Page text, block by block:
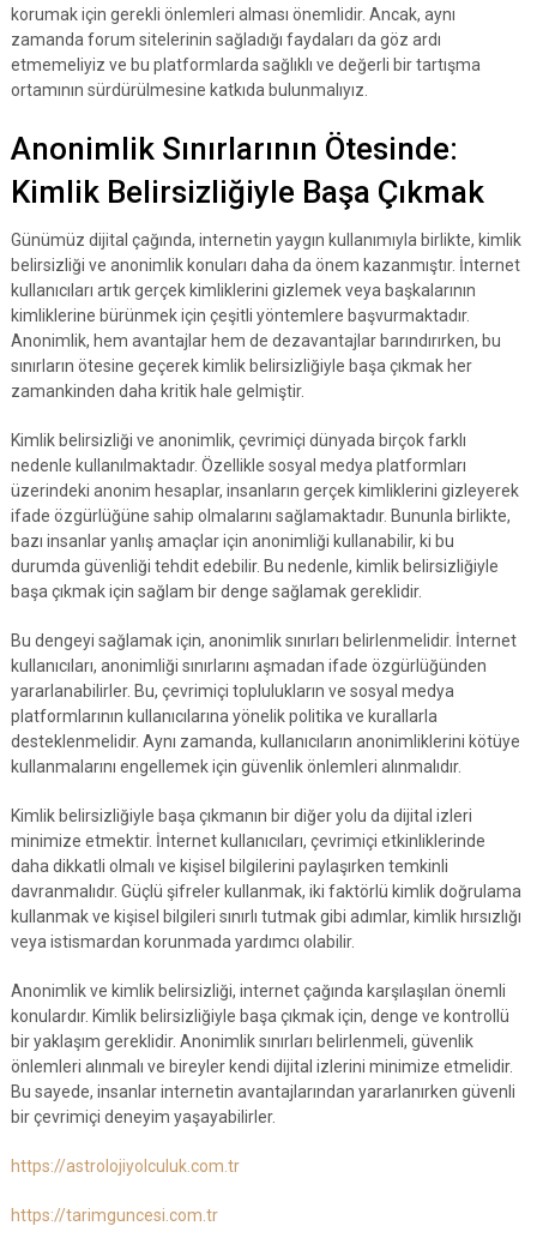
korumak için gerekli önlemleri alması önemlidir. Ancak, aynı
zamanda forum sitelerinin sağladığı faydaları da göz ardı
etmemeliyiz ve bu platformlarda sağlıklı ve değerli bir tartışma
ortamının sürdürülmesine katkıda bulunmalıyız.
Anonimlik Sınırlarının Ötesinde:
Kimlik Belirsizliğiyle Başa Çıkmak
Günümüz dijital çağında, internetin yaygın kullanımıyla birlikte, kimlik
belirsizliği ve anonimlik konuları daha da önem kazanmıştır. İnternet
kullanıcıları artık gerçek kimliklerini gizlemek veya başkalarının
kimliklerine bürünmek için çeşitli yöntemlere başvurmaktadır.
Anonimlik, hem avantajlar hem de dezavantajlar barındırırken, bu
sınırların ötesine geçerek kimlik belirsizliğiyle başa çıkmak her
zamankinden daha kritik hale gelmiştir.
Kimlik belirsizliği ve anonimlik, çevrimiçi dünyada birçok farklı
nedenle kullanılmaktadır. Özellikle sosyal medya platformları
üzerindeki anonim hesaplar, insanların gerçek kimliklerini gizleyerek
ifade özgürlüğüne sahip olmalarını sağlamaktadır. Bununla birlikte,
bazı insanlar yanlış amaçlar için anonimliği kullanabilir, ki bu
durumda güvenliği tehdit edebilir. Bu nedenle, kimlik belirsizliğiyle
başa çıkmak için sağlam bir denge sağlamak gereklidir.
Bu dengeyi sağlamak için, anonimlik sınırları belirlenmelidir. İnternet
kullanıcıları, anonimliği sınırlarını aşmadan ifade özgürlüğünden
yararlanabilirler. Bu, çevrimiçi toplulukların ve sosyal medya
platformlarının kullanıcılarına yönelik politika ve kurallarla
desteklenmelidir. Aynı zamanda, kullanıcıların anonimliklerini kötüye
kullanmalarını engellemek için güvenlik önlemleri alınmalıdır.
Kimlik belirsizliğiyle başa çıkmanın bir diğer yolu da dijital izleri
minimize etmektir. İnternet kullanıcıları, çevrimiçi etkinliklerinde
daha dikkatli olmalı ve kişisel bilgilerini paylaşırken temkinli
davranmalıdır. Güçlü şifreler kullanmak, iki faktörlü kimlik doğrulama
kullanmak ve kişisel bilgileri sınırlı tutmak gibi adımlar, kimlik hırsızlığı
veya istismardan korunmada yardımcı olabilir.
Anonimlik ve kimlik belirsizliği, internet çağında karşılaşılan önemli
konulardır. Kimlik belirsizliğiyle başa çıkmak için, denge ve kontrollü
bir yaklaşım gereklidir. Anonimlik sınırları belirlenmeli, güvenlik
önlemleri alınmalı ve bireyler kendi dijital izlerini minimize etmelidir.
Bu sayede, insanlar internetin avantajlarından yararlanırken güvenli
bir çevrimiçi deneyim yaşayabilirler.
https://astrolojiyolculuk.com.tr
https://tarimguncesi.com.tr